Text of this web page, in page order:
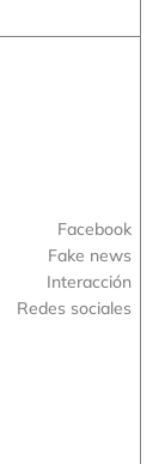
Facebook
Fake news
Interacción
Redes sociales